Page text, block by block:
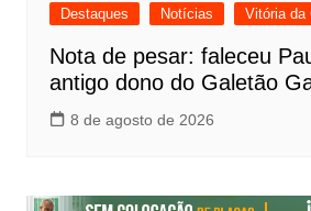
Destaques Notícias Vitória da
Nota de pesar: faleceu
antigo dono do Galetão
8 de agosto de 2026